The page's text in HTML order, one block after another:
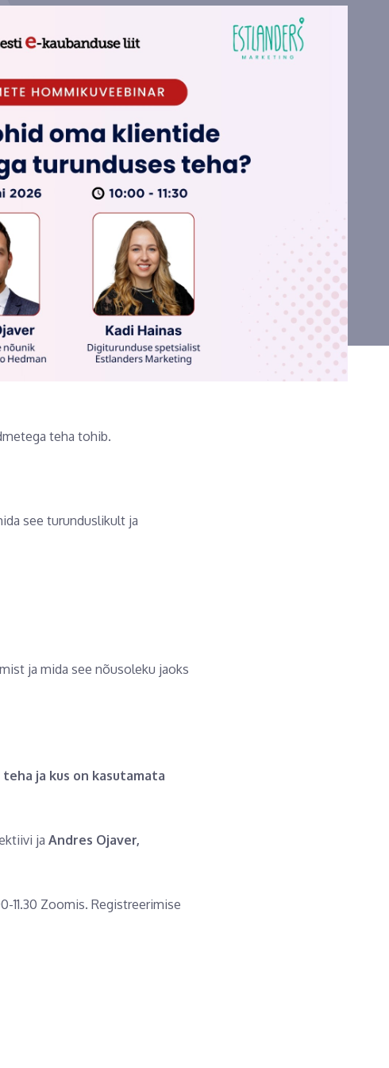
teha tohib.
see turunduslikult ja
ja mida see nõusoleku jaoks
ja kus on kasutamata
jaAndres Ojaver,
11.30 Zoomis. Registreerimise